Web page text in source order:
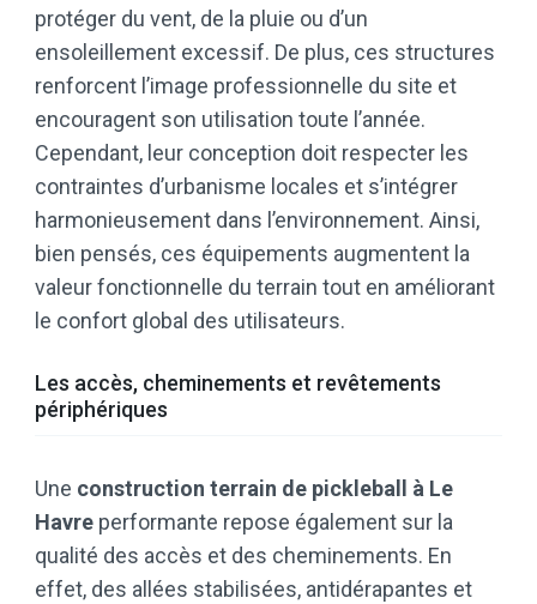
protéger du vent, de la pluie ou d’un
ensoleillement excessif. De plus, ces structures
renforcent l’image professionnelle du site et
encouragent son utilisation toute l’année.
Cependant, leur conception doit respecter les
contraintes d’urbanisme locales et s’intégrer
harmonieusement dans l’environnement. Ainsi,
bien pensés, ces équipements augmentent la
valeur fonctionnelle du terrain tout en améliorant
le confort global des utilisateurs.
Les accès, cheminements et revêtements
périphériques
Une construction terrain de pickleball à Le
Havre performante repose également sur la
qualité des accès et des cheminements. En
effet, des allées stabilisées, antidérapantes et